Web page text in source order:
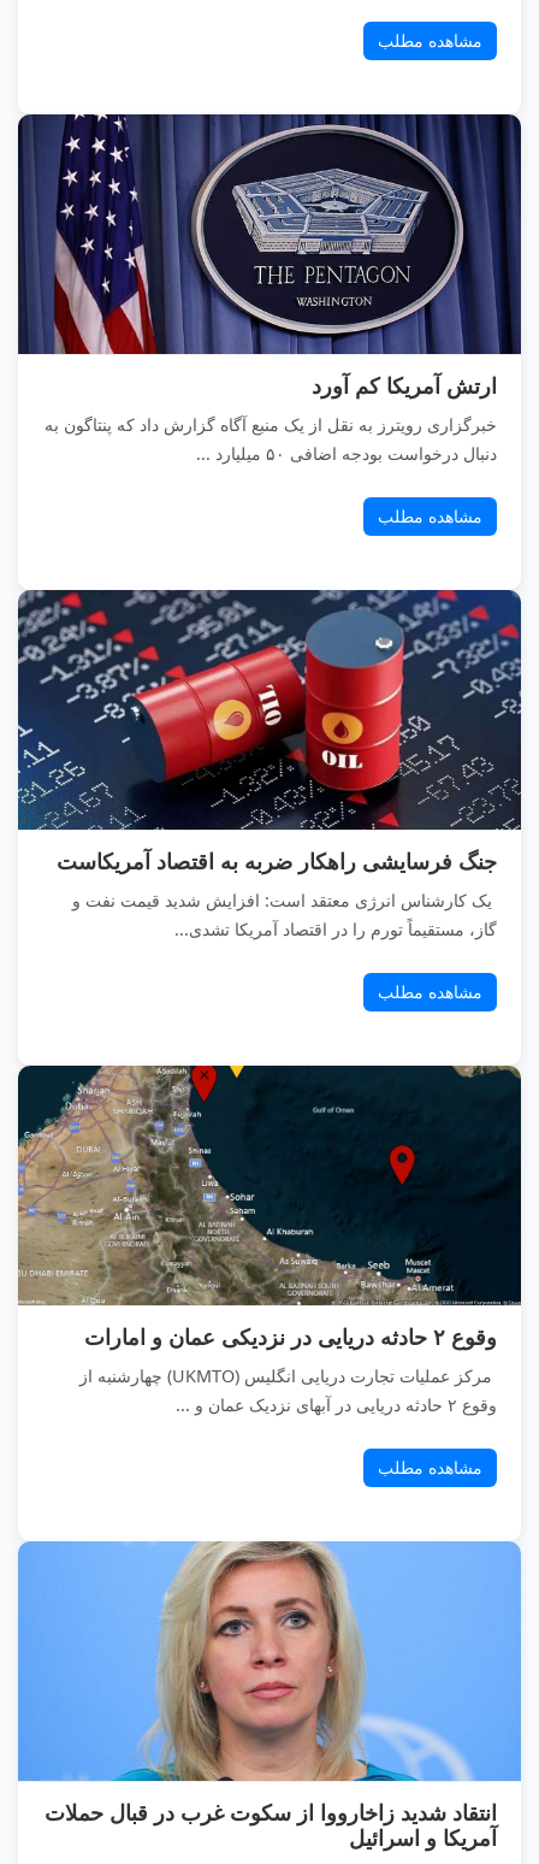
مشاهده مطلب
ارتش آمریکا کم آورد
خبرگزاری رویترز به نقل از یک منبع آگاه گزارش داد که پنتاگون به
دنبال درخواست بودجه اضافی ۵۰ میلیارد ...
مشاهده مطلب
جنگ فرسایشی راهکار ضربه به اقتصاد آمریکاست
یک کارشناس انرژی معتقد است: افزایش شدید قیمت نفت و
گاز، مستقیماً تورم را در اقتصاد آمریکا تشدی...
مشاهده مطلب
وقوع ۲ حادثه دریایی در نزدیکی عمان و امارات
مرکز عملیات تجارت دریایی انگلیس (UKMTO) چهارشنبه از
وقوع ۲ حادثه دریایی در آبهای نزدیک عمان و ...
مشاهده مطلب
انتقاد شدید زاخارووا از سکوت غرب در قبال حملات
آمریکا و اسرائیل